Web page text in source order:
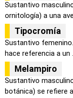
Sustantivo
ornitología) a una
Tipocromía
Sustantivo
hace referencia a un
Melampiro
Sustantivo
botánica) se refiere a